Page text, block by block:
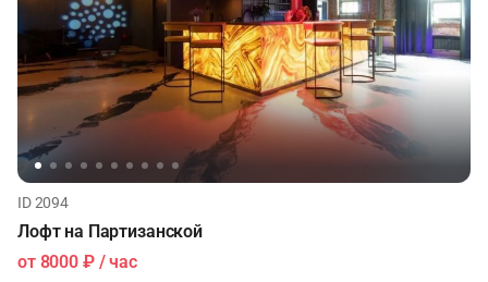
ID 2094
Лофт на Партизанской
от 8000 ₽/ час